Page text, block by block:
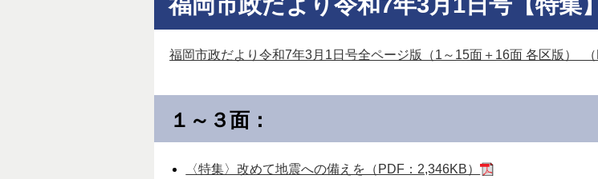
福岡市政だより令和7年3月1日号全ページ版（1～15面＋16面 各区版）
１～３面：
〈特集〉改めて地震への備えを（PDF：2,346KB）